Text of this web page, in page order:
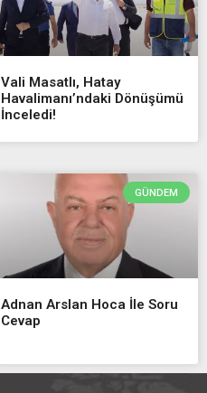
Vali Masatlı, Hatay
Havalimanı’ndaki Dönüşümü
İnceledi!
GÜNDEM
Adnan Arslan Hoca İle Soru
Cevap